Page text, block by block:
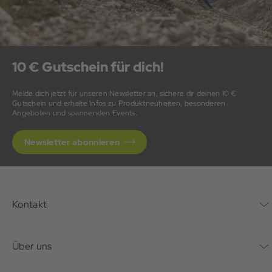
10 € Gutschein für dich!
Melde dich jetzt für unseren Newsletter an, sichere dir deinen 10 €
Gutschein und erhalte Infos zu Produktneuheiten, besonderen
Angeboten und spannenden Events.
Newsletter abonnieren
Kontakt
Über uns